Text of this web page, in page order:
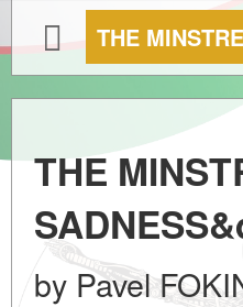
THE
THE
by Pavel